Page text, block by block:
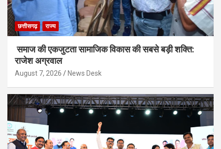
छत्तीसगढ़ राज्य
समाज की एकजुटता सामाजिक विकास की सबसे बड़ी शक्ति:
राजेश अग्रवाल
August 7, 2026 News Desk